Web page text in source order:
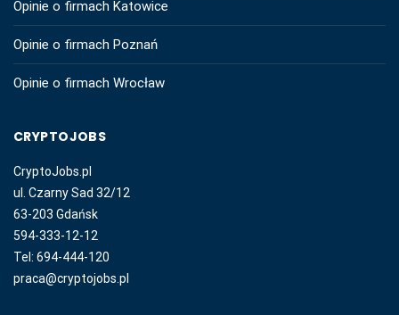
Opinie o firmach Katowice
Opinie o firmach Poznań
Opinie o firmach Wrocław
CRYPTOJOBS
CryptoJobs.pl
ul. Czarny Sad 32/12
63-203 Gdańsk
594-333-12-12
Tel: 694-444-120
praca@cryptojobs.pl